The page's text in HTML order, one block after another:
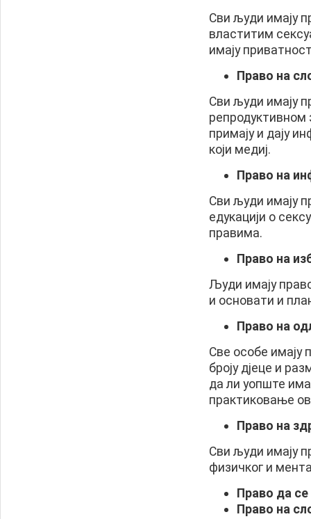
Сви људи имају
властитим
имају
Право на
Сви људи имају
примају и дају
који медиј.
Право на
Сви људи имају
едукацији о
правима.
Право на
Људи имају
и основати и
Право на
Све особе имају
броју дјеце и
да ли уопште
практиковање
Право на
Сви људи имају
физичког и
Право да се
Право на